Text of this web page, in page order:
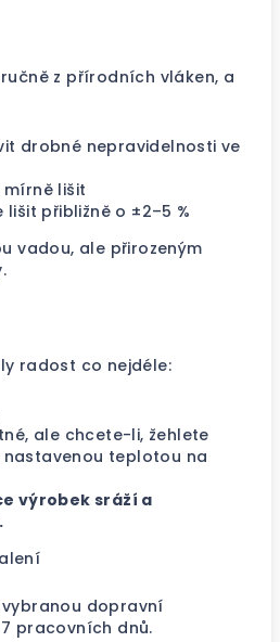
z přírodních vláken, a
drobné nepravidelnosti ve
lišit
lišit přibližně o ±2–5 %
vadou, ale přirozeným
radost co nejdéle:
ale chcete-li, žehlete
teplotou na
výrobek sráží a
dopravní
pracovních dnů.